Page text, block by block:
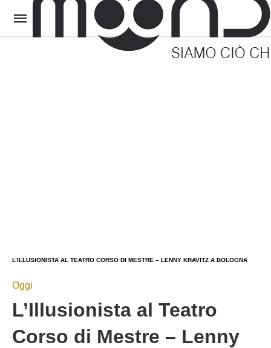
L’ILLUSIONISTA AL TEATRO CORSO DI MESTRE – LENNY KRAVITZ A BOLOGNA
Oggi
L’Illusionista al Teatro
Corso di Mestre – Lenny